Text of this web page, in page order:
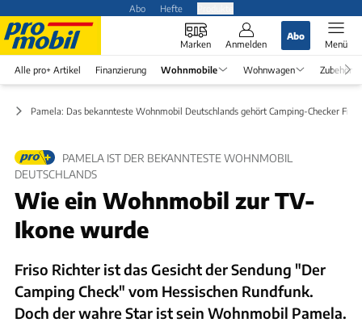
Abo Hefte
Marken Anmelden
Abo
Menü
Alle pro+ Artikel Finanzierung Wohnmobile Wohnwagen Zubehör
Pamela: Das bekannteste Wohnmobil Deutschlands gehört Camping-Checker
PAMELA IST DER BEKANNTESTE WOHNMOBIL
DEUTSCHLANDS
Wie ein Wohnmobil zur TV-
Ikone wurde
Friso Richter ist das Gesicht der Sendung "Der
Camping Check" vom Hessischen Rundfunk.
Doch der wahre Star ist sein Wohnmobil Pamela.